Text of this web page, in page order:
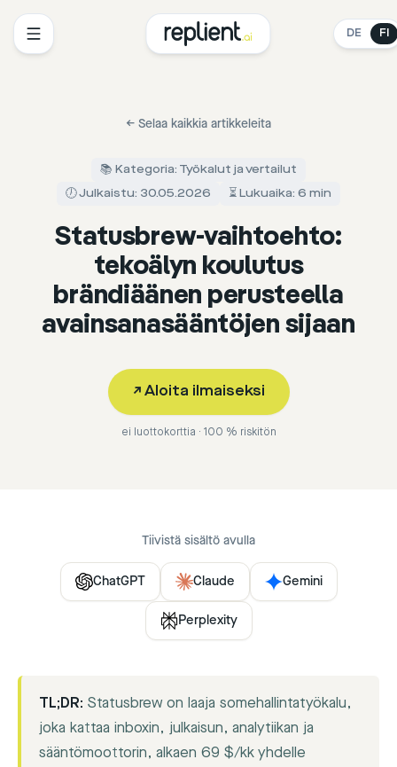
DE FI
← Selaa kaikkia artikkeleita
📚 Kategoria: Työkalut ja vertailut
🕖 Julkaistu: 30.05.2026
⏳ Lukuaika: 6 min
Statusbrew-vaihtoehto:
tekoälyn koulutus
brändiäänen perusteella
avainsanasääntöjen sijaan
↗ Aloita ilmaiseksi
ei luottokorttia · 100 % riskitön
Tiivistä sisältö avulla
ChatGPT Claude Gemini
Perplexity
TL;DR: Statusbrew on laaja somehallintatyökalu,
joka kattaa inboxin, julkaisun, analytiikan ja
sääntömoottorin, alkaen 69 $/kk yhdelle